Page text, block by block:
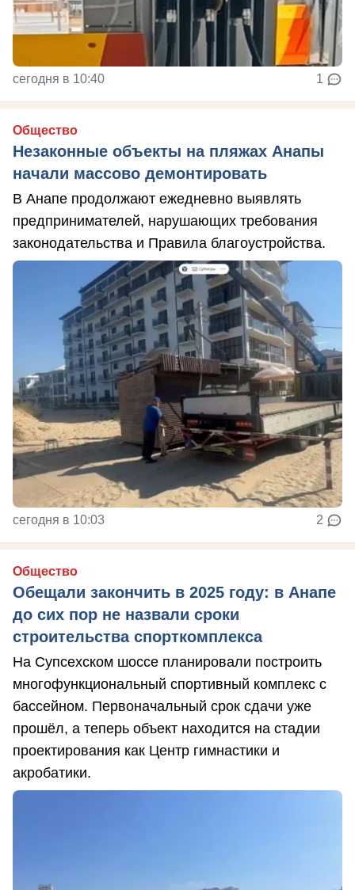
сегодня в 10:40 1
Общество
Незаконные объекты на пляжах Анапы
начали массово демонтировать
В Анапе продолжают ежедневно выявлять
предпринимателей, нарушающих требования
законодательства и Правила благоустройства.
сегодня в 10:03 2
Общество
Обещали закончить в 2025 году: в Анапе
до сих пор не назвали сроки
строительства спорткомплекса
На Супсехском шоссе планировали построить
многофункциональный спортивный комплекс с
бассейном. Первоначальный срок сдачи уже
прошёл, а теперь объект находится на стадии
проектирования как Центр гимнастики и
акробатики.